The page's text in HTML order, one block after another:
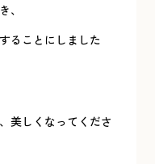
、
ることにしました
美しくなってくださ